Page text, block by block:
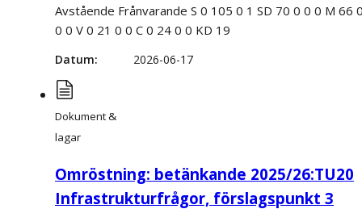
Avstående Frånvarande S 0 105 0 1 SD 70 0 0 0 M 66
0 0 V 0 21 0 0 C 0 24 0 0 KD 19
Datum 2026-06-17
Dokument &
lagar
Omröstning: betänkande 2025/26:TU20
Infrastrukturfrågor, förslagspunkt 3